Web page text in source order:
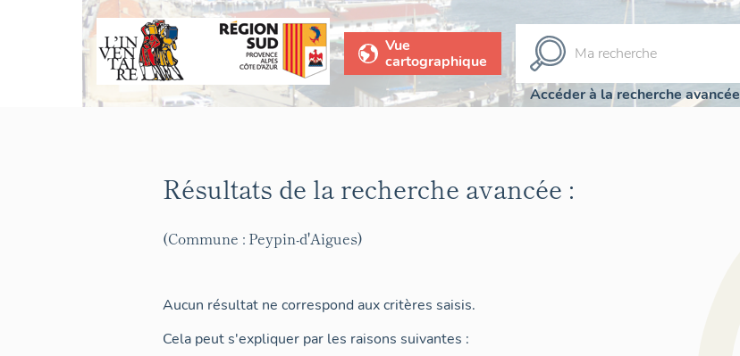
Vue
cartographique
Accéder à la recherche avancée
Résultats de la recherche avancée :
(Commune : Peypin-d'Aigues)
Aucun résultat ne correspond aux critères saisis.
Cela peut s'expliquer par les raisons suivantes :